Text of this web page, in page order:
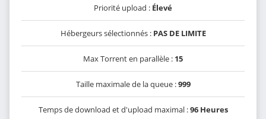
Priorité upload : Élevé
Hébergeurs sélectionnés : PAS DE LIMITE
Max Torrent en parallèle : 15
Taille maximale de la queue :999
Temps de download et d'upload maximal :96 Heures